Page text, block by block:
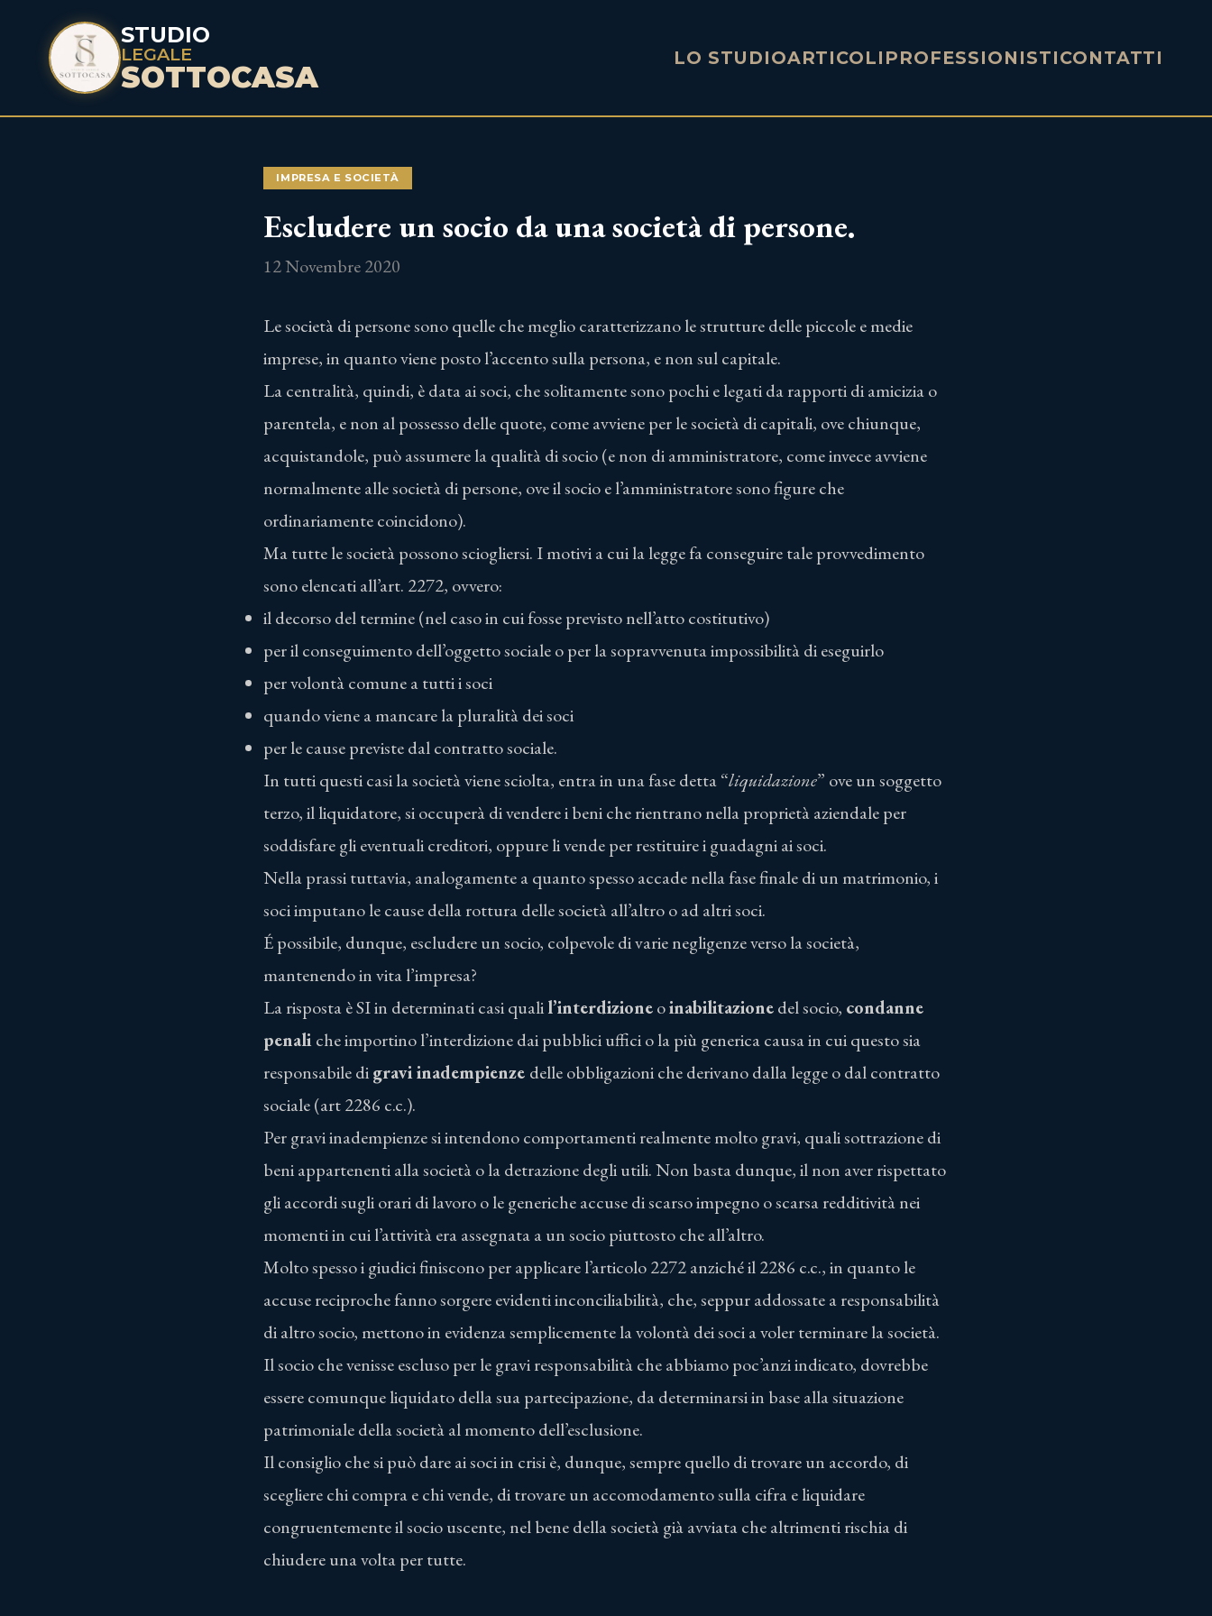
STUDIO
LEGALE
SOTTOCASA
LO STUDIOARTICOLI PROFESSIONISTICONTATTI
IMPRESA E SOCIETÀ
Escludere un socio da una società di persone.
12 Novembre 2020
Le società di persone sono quelle che meglio caratterizzano le strutture delle piccole e medie
imprese, in quanto viene posto l’accento sulla persona, e non sul capitale.
La centralità, quindi, è data ai soci, che solitamente sono pochi e legati da rapporti di amicizia o
parentela, e non al possesso delle quote, come avviene per le società di capitali, ove chiunque,
acquistandole, può assumere la qualità di socio (e non di amministratore, come invece avviene
normalmente alle società di persone, ove il socio e l’amministratore sono figure che
ordinariamente coincidono).
Ma tutte le società possono sciogliersi. I motivi a cui la legge fa conseguire tale provvedimento
sono elencati all’art. 2272, ovvero:
il decorso del termine (nel caso in cui fosse previsto nell’atto costitutivo)
per il conseguimento dell’oggetto sociale o per la sopravvenuta impossibilità di eseguirlo
per volontà comune a tutti i soci
quando viene a mancare la pluralità dei soci
per le cause previste dal contratto sociale.
In tutti questi casi la società viene sciolta, entra in una fase detta “liquidazione” ove un soggetto
terzo, il liquidatore, si occuperà di vendere i beni che rientrano nella proprietà aziendale per
soddisfare gli eventuali creditori, oppure li vende per restituire i guadagni ai soci.
Nella prassi tuttavia, analogamente a quanto spesso accade nella fase finale di un matrimonio, i
soci imputano le cause della rottura delle società all’altro o ad altri soci.
É possibile, dunque, escludere un socio, colpevole di varie negligenze verso la società,
mantenendo in vita l’impresa?
La risposta è SI in determinati casi qualil’interdizioneoinabilitazionedel socio, condanne
penaliche importino l’interdizione dai pubblici uffici o la più generica causa in cui questo sia
responsabile digravi inadempienze delle obbligazioni che derivano dalla legge o dal contratto
sociale (art 2286 c.c.).
Per gravi inadempienze si intendono comportamenti realmente molto gravi, quali sottrazione di
beni appartenenti alla società o la detrazione degli utili. Non basta dunque, il non aver rispettato
gli accordi sugli orari di lavoro o le generiche accuse di scarso impegno o scarsa redditività nei
momenti in cui l’attività era assegnata a un socio piuttosto che all’altro.
Molto spesso i giudici finiscono per applicare l’articolo 2272 anziché il 2286 c.c., in quanto le
accuse reciproche fanno sorgere evidenti inconciliabilità, che, seppur addossate a responsabilità
di altro socio, mettono in evidenza semplicemente la volontà dei soci a voler terminare la società.
Il socio che venisse escluso per le gravi responsabilità che abbiamo poc’anzi indicato, dovrebbe
essere comunque liquidato della sua partecipazione, da determinarsi in base alla situazione
patrimoniale della società al momento dell’esclusione.
Il consiglio che si può dare ai soci in crisi è, dunque, sempre quello di trovare un accordo, di
scegliere chi compra e chi vende, di trovare un accomodamento sulla cifra e liquidare
congruentemente il socio uscente, nel bene della società già avviata che altrimenti rischia di
chiudere una volta per tutte.